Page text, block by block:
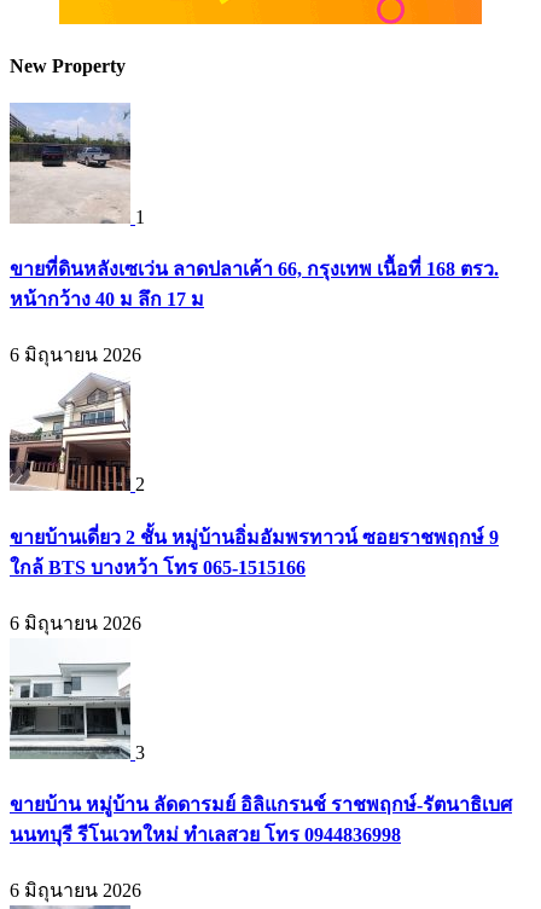
New Property
1
ขายที่ดินหลังเซเว่น ลาดปลาเค้า 66, กรุงเทพ เนื้อที่ 168 ตรว.
หน้ากว้าง 40 ม ลึก 17 ม
6 มิถุนายน 2026
2
ขายบ้านเดี่ยว 2 ชั้น หมู่บ้านอิ่มอัมพรทาวน์ ซอยราชพฤกษ์ 9
ใกล้ BTS บางหว้า โทร 065-1515166
6 มิถุนายน 2026
3
ขายบ้าน หมู่บ้าน ลัดดารมย์ อิลิแกรนช์ ราชพฤกษ์-รัตนาธิเบศ
นนทบุรี รีโนเวทใหม่ ทำเลสวย โทร 0944836998
6 มิถุนายน 2026